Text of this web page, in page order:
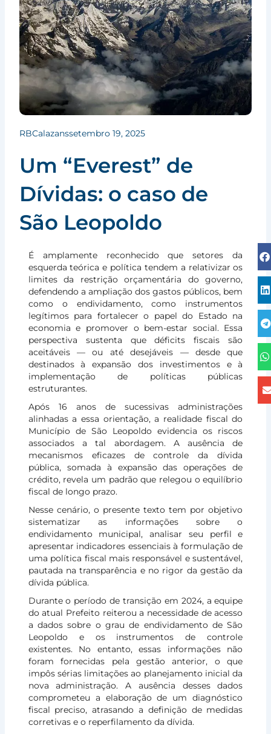
RBCalazanssetembro 19, 2025
Um “Everest” de
Dívidas: o caso de
São Leopoldo
É amplamente reconhecido que setores da
esquerda teórica e política tendem a relativizar os
limites da restrição orçamentária do governo,
defendendo a ampliação dos gastos públicos, bem
como o endividamento, como instrumentos
legítimos para fortalecer o papel do Estado na
economia e promover o bem-estar social. Essa
perspectiva sustenta que déficits fiscais são
aceitáveis — ou até desejáveis — desde que
destinados à expansão dos investimentos e à
implementação de políticas públicas
estruturantes.
Após 16 anos de sucessivas administrações
alinhadas a essa orientação, a realidade fiscal do
Município de São Leopoldo evidencia os riscos
associados a tal abordagem. A ausência de
mecanismos eficazes de controle da dívida
pública, somada à expansão das operações de
crédito, revela um padrão que relegou o equilíbrio
fiscal de longo prazo.
Nesse cenário, o presente texto tem por objetivo
sistematizar as informações sobre o
endividamento municipal, analisar seu perfil e
apresentar indicadores essenciais à formulação de
uma política fiscal mais responsável e sustentável,
pautada na transparência e no rigor da gestão da
dívida pública.
Durante o período de transição em 2024, a equipe
do atual Prefeito reiterou a necessidade de acesso
a dados sobre o grau de endividamento de São
Leopoldo e os instrumentos de controle
existentes. No entanto, essas informações não
foram fornecidas pela gestão anterior, o que
impôs sérias limitações ao planejamento inicial da
nova administração. A ausência desses dados
comprometeu a elaboração de um diagnóstico
fiscal preciso, atrasando a definição de medidas
corretivas e o reperfilamento da dívida.